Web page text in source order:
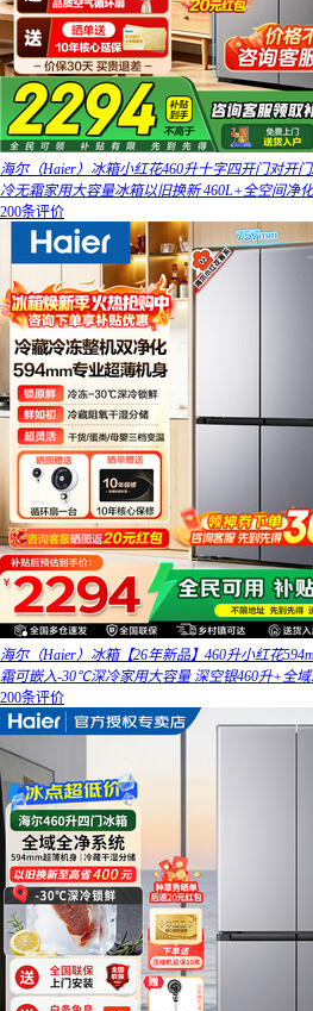
海尔（Haier）冰箱小红花460升十字四开门对开
冷无霜家用大容量冰箱以旧换新 460L+全空间净
200条评价
海尔（Haier）冰箱【26年新品】460升小红花
霜可嵌入-30℃深冷家用大容量 深空银460升+全
200条评价